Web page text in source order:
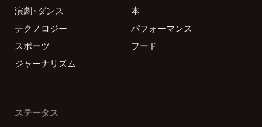
演劇・ダンス
本
テクノロジー
パフォーマンス
スポーツ
フード
ジャーナリズム
ステータス